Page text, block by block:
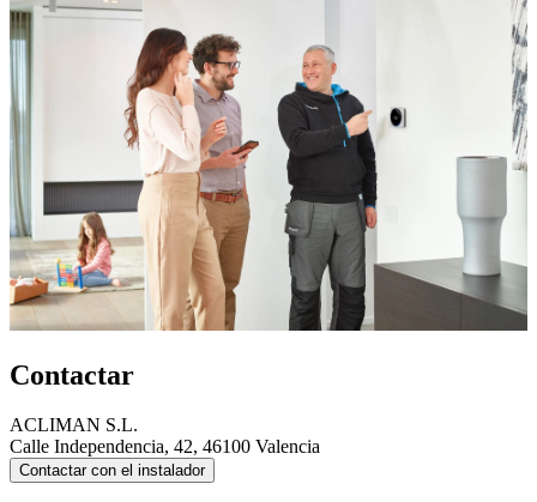
Contactar
ACLIMAN S.L.
Calle Independencia, 42, 46100 Valencia
Contactar con el instalador